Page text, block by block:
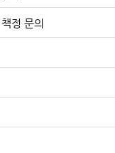
정 문의